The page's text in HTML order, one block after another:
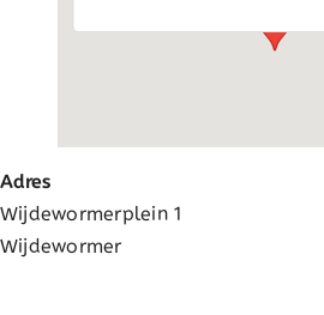
Adres
Wijdewormerplein 1
Wijdewormer